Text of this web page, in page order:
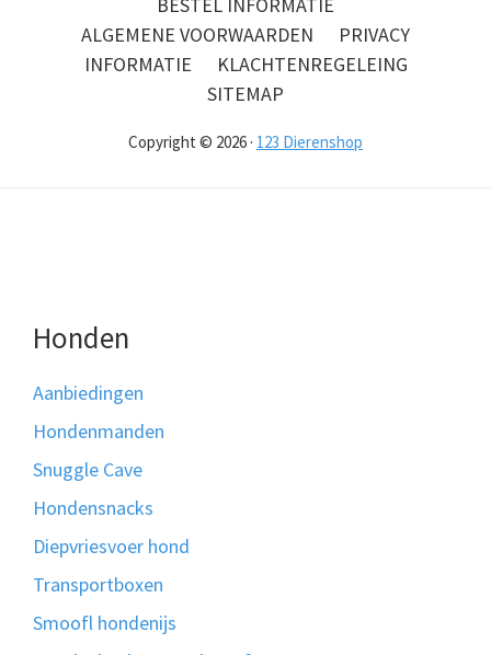
ALGEMENE VOORWAARDEN
PRIVACY
INFORMATIE
KLACHTENREGELEING
SITEMAP
Copyright © 2026 · 123 Dierenshop
Honden
Aanbiedingen
Hondenmanden
Snuggle Cave
Hondensnacks
Diepvriesvoer hond
Transportboxen
Smoofl hondenijs